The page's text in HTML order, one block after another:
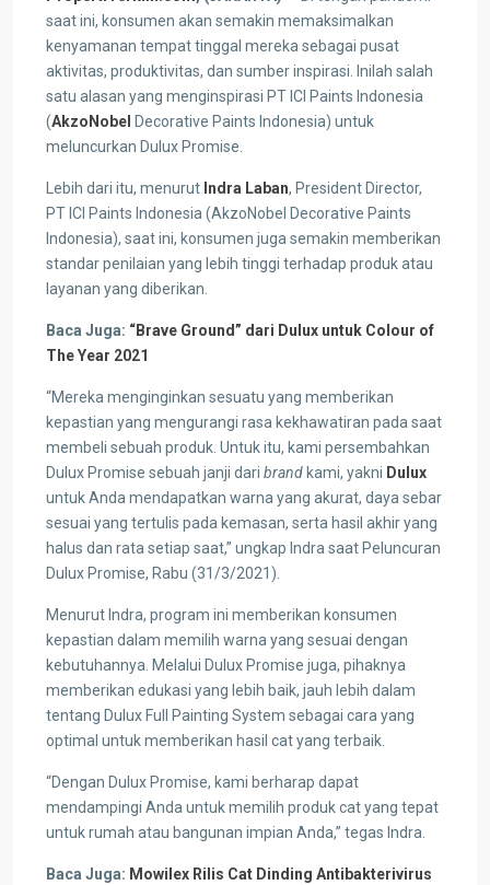
saat ini, konsumen akan semakin memaksimalkan
kenyamanan tempat tinggal mereka sebagai pusat
aktivitas, produktivitas, dan sumber inspirasi. Inilah salah
satu alasan yang menginspirasi PT ICI Paints Indonesia
(AkzoNobel Decorative Paints Indonesia) untuk
meluncurkan Dulux Promise.
Lebih dari itu, menurut Indra Laban, President Director,
PT ICI Paints Indonesia (AkzoNobel Decorative Paints
Indonesia), saat ini, konsumen juga semakin memberikan
standar penilaian yang lebih tinggi terhadap produk atau
layanan yang diberikan.
Baca Juga: “Brave Ground” dari Dulux untuk Colour of
The Year 2021
“Mereka menginginkan sesuatu yang memberikan
kepastian yang mengurangi rasa kekhawatiran pada saat
membeli sebuah produk. Untuk itu, kami persembahkan
Dulux Promise sebuah janji dari brand kami, yakni Dulux
untuk Anda mendapatkan warna yang akurat, daya sebar
sesuai yang tertulis pada kemasan, serta hasil akhir yang
halus dan rata setiap saat,” ungkap Indra saat Peluncuran
Dulux Promise, Rabu (31/3/2021).
Menurut Indra, program ini memberikan konsumen
kepastian dalam memilih warna yang sesuai dengan
kebutuhannya. Melalui Dulux Promise juga, pihaknya
memberikan edukasi yang lebih baik, jauh lebih dalam
tentang Dulux Full Painting System sebagai cara yang
optimal untuk memberikan hasil cat yang terbaik.
“Dengan Dulux Promise, kami berharap dapat
mendampingi Anda untuk memilih produk cat yang tepat
untuk rumah atau bangunan impian Anda,” tegas Indra.
Baca Juga: Mowilex Rilis Cat Dinding Antibakterivirus